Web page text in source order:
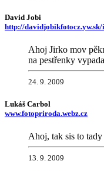
David Jobi
http://davidjobikfotocz.yw.sk/
Ahoj Jirko mov
na pestřenky
24. 9. 2009
Lukáš Carbol
www.fotopriroda.webz.cz
Ahoj, tak sis to
13. 9. 2009